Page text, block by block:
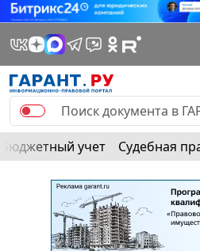
Бюджетный учет Судебная